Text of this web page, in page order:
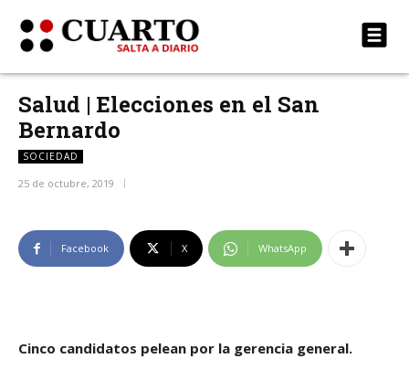
Salud | Elecciones en el San
Bernardo
SOCIEDAD
25 de octubre, 2019
Facebook X WhatsApp
Cinco candidatos pelean por la gerencia general.